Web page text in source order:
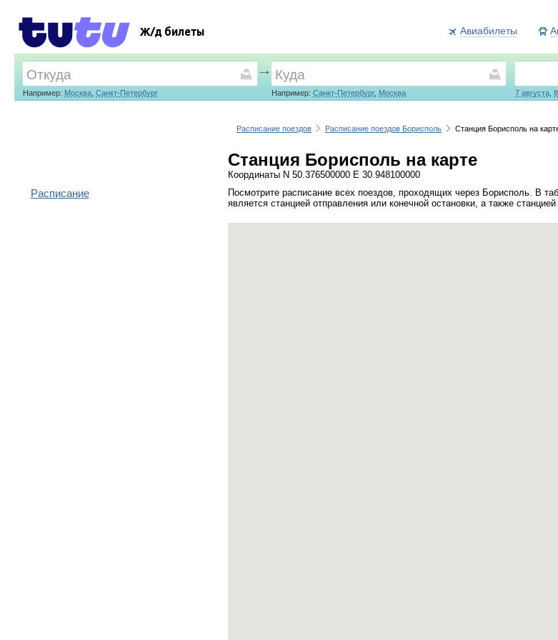
Ж/д билеты Авиабилеты
Например: Москва ,Санкт-Петербург Например:Санкт-Петербург, Москва 7 августа ,
Расписание поездов Расписание поездов Борисполь Станция Борисполь на
Станция Борисполь на карте
Координаты N 50.376500000 E 30.948100000
Посмотрите расписание всех поездов, проходящих через Борисполь. В
является станцией отправления или конечной остановки, а также
Расписание